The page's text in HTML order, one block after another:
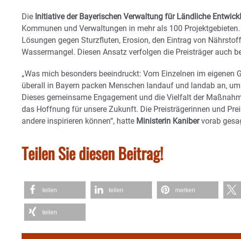
Die Initiative der Bayerischen Verwaltung für Ländliche
Kommunen und Verwaltungen in mehr als 100
Lösungen gegen Sturzfluten, Erosion, den Eintrag von
Wassermangel. Diesen Ansatz verfolgen die Preisträger auch
„Was mich besonders beeindruckt: Vom Einzelnen im eigenen
überall in Bayern packen Menschen landauf und landab an,
Dieses gemeinsame Engagement und die Vielfalt der
das Hoffnung für unsere Zukunft. Die Preisträgerinnen und
andere inspirieren können“, hatte Ministerin Kanibervorab
Teilen Sie diesen Beitrag!
teilen teilen merken
teilen